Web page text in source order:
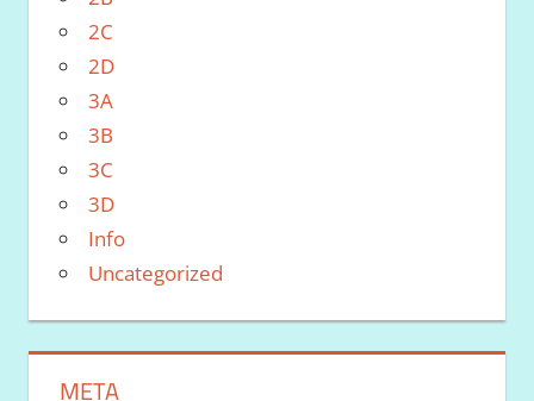
2C
2D
3A
3B
3C
3D
Info
Uncategorized
META